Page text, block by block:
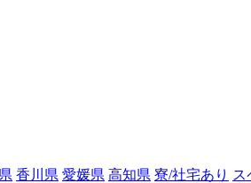
香川県 愛媛県 高知県 寮/社宅あり ス